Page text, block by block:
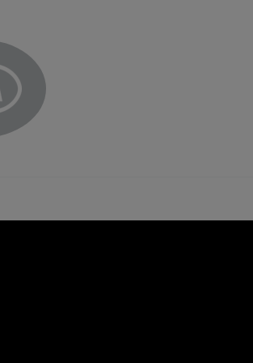
beam headlight indicator light